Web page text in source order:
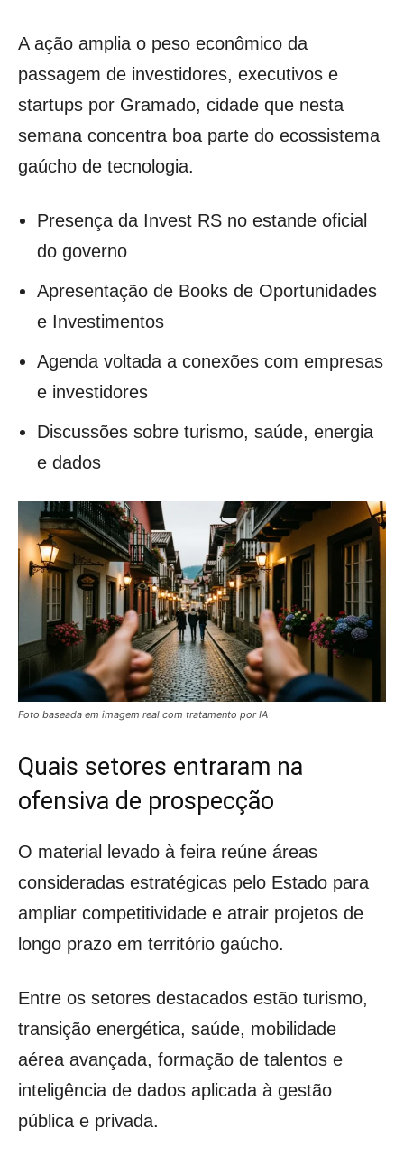
A ação amplia o peso econômico da
passagem de investidores, executivos e
startups por Gramado, cidade que nesta
semana concentra boa parte do ecossistema
gaúcho de tecnologia.
Presença da Invest RS no estande oficial
do governo
Apresentação de Books de Oportunidades
e Investimentos
Agenda voltada a conexões com empresas
e investidores
Discussões sobre turismo, saúde, energia
e dados
Foto baseada em imagem real com tratamento por IA
Quais setores entraram na
ofensiva de prospecção
O material levado à feira reúne áreas
consideradas estratégicas pelo Estado para
ampliar competitividade e atrair projetos de
longo prazo em território gaúcho.
Entre os setores destacados estão turismo,
transição energética, saúde, mobilidade
aérea avançada, formação de talentos e
inteligência de dados aplicada à gestão
pública e privada.